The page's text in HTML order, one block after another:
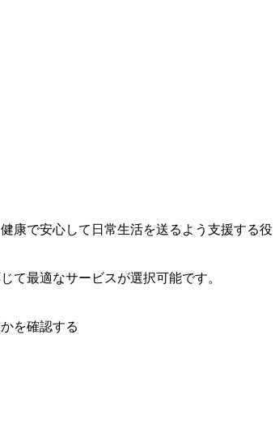
康で安心して日常生活を送るよう支援する役
て最適なサービスが選択可能です。
を確認する